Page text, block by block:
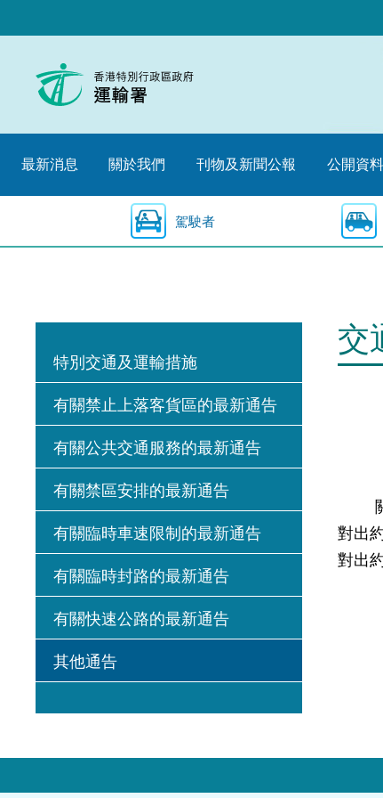
至
始
最新消息 關於我們 刊物及新聞公報 公開資料
駕駛者
特別交通及運輸措施
有關禁止上落客貨區的最新通告
有關公共交通服務的最新通告
有關禁區安排的最新通告
有關臨時車速限制的最新通告
有關臨時封路的最新通告
有關快速公路的最新通告
其他通告
交
關
對出
對出